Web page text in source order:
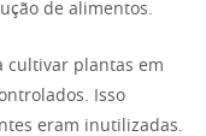
de alimentos.
cultivar plantas em
Isso
eram inutilizadas.